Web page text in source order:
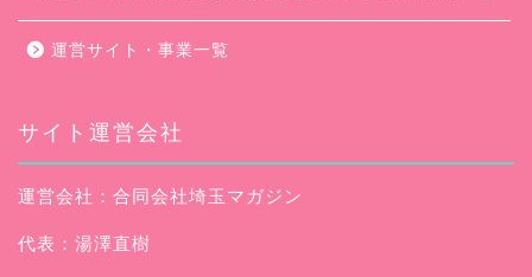
運営サイト・事業一覧
サイト運営会社
運営会社：合同会社埼玉マガジン
代表：湯澤直樹